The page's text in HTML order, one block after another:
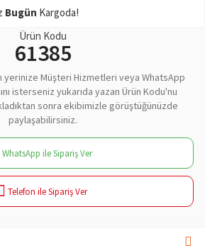
Bugün Kargoda!
Ürün Kodu
61385
yerinize Müşteri Hizmetleri veya WhatsApp
isterseniz yukarıda yazan Ürün Kodu'nu
sonra ekibimizle görüştüğünüzde
paylaşabilirsiniz.
WhatsApp ile Sipariş Ver
Telefon ile Sipariş Ver